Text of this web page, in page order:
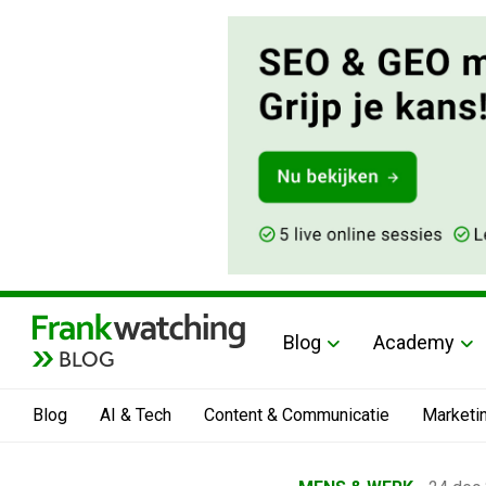
BLOG
Blog Academy
Blog AI & Tech Content & Communicatie